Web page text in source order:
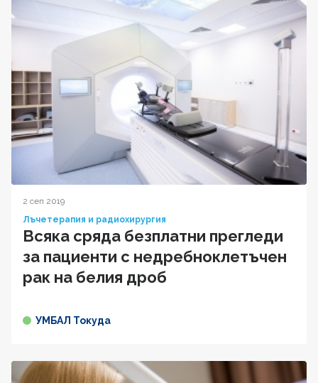
2 сеп 2019
Лъчетерапия и радиохирургия
Всяка сряда безплатни прегледи
за пациенти с недребноклетъчен
рак на белия дроб
УМБАЛ Токуда